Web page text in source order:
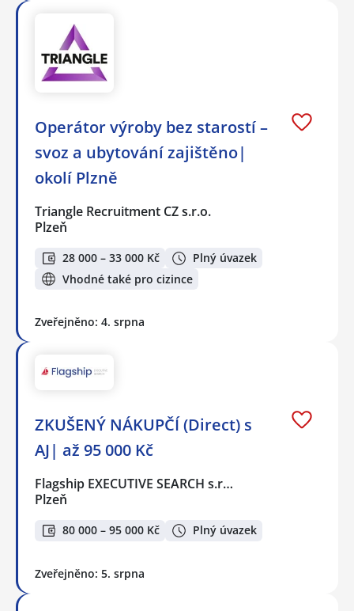
Operátor výroby bez starostí –
svoz a ubytování zajištěno|
okolí Plzně
Triangle Recruitment CZ s.r.o.
Plzeň
28 000 – 33 000 Kč
Plný úvazek
Vhodné také pro cizince
Zveřejněno: 4. srpna
ZKUŠENÝ NÁKUPČÍ (Direct) s
AJ| až 95 000 Kč
Flagship EXECUTIVE SEARCH s.r…
Plzeň
80 000 – 95 000 Kč Plný úvazek
Zveřejněno: 5. srpna